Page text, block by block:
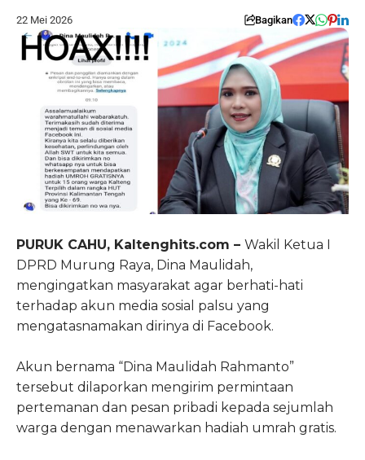
22 Mei 2026 Bagikan
PURUK CAHU, Kaltenghits.com – Wakil Ketua I
DPRD Murung Raya, Dina Maulidah,
mengingatkan masyarakat agar berhati-hati
terhadap akun media sosial palsu yang
mengatasnamakan dirinya di Facebook.
Akun bernama “Dina Maulidah Rahmanto”
tersebut dilaporkan mengirim permintaan
pertemanan dan pesan pribadi kepada sejumlah
warga dengan menawarkan hadiah umrah gratis.